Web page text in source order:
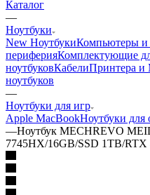
Каталог
—
Ноутбуки
New НоутбукиКомпьютеры
периферияКомплектующие
ноутбуковКабелиПринтера
ноутбуков
—
Ноутбуки для игр
Apple MacBookНоутбуки для
—Ноутбук MECHREVO
7745HX/16GB/SSD 1TB/RTX